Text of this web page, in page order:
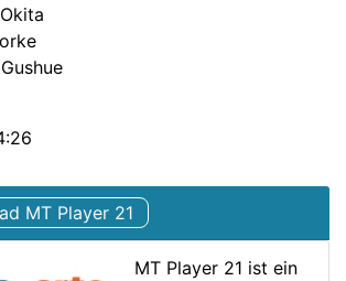
MT Player 21
MT Player 21 ist ein